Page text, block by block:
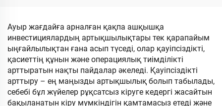
жылдамдығы мен
жоғары тұрақтылығы
бар. Шектеулі паркинг
аумағында орнатуға
арналған
дюймдық LCD экраны
Ауыр жағдайға арналған қақпа ашқышқа
инвестициялардың артықшылықтары тек қарапайым
ыңғайлылықтан ғана асып түседі, олар қауіпсіздікті,
қасиеттің құнын және операциялық тиімділікті
арттыратын нақты пайдалар әкеледі. Қауіпсіздікті
арттыру – ең маңызды артықшылық болып табылады,
себебі бұл жүйелер рұқсатсыз кіруге кедергі жасайтын
бақыланатын кіру мүмкіндігін қамтамасыз етеді және